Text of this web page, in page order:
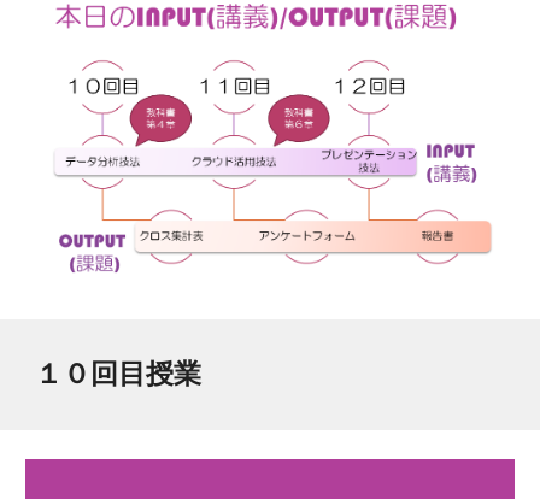
１０ 回目授業